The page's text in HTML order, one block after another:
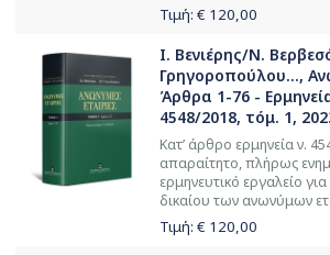
Τιμή: € 120,00
Ι. Βενιέρης/Ν.
Γρηγοροπούλου...,
Άρθρα 1-76 -
4548/2018, τόμ. 1,
Κατ’ άρθρο ερμηνεία ν.
απαραίτητο, πλήρως
ερμηνευτικό εργαλείο
δικαίου των ανωνύμων
Τιμή: € 120,00